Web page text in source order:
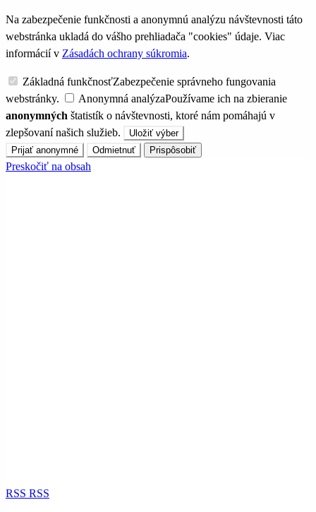
Na zabezpečenie funkčnosti a anonymnú analýzu návštevnosti táto
webstránka ukladá do vášho prehliadača "cookies" údaje. Viac
informácií v Zásadách ochrany súkromia.
Základná funkčnosťZabezpečenie správneho fungovania
webstránky.
Anonymná analýzaPoužívame ich na zbieranie
anonymných štatistík o návštevnosti, ktoré nám pomáhajú v
zlepšovaní našich služieb.
Uložiť výber
Prijať anonymné
Odmietnuť Prispôsobiť
Preskočiť na obsah
RSS RSS